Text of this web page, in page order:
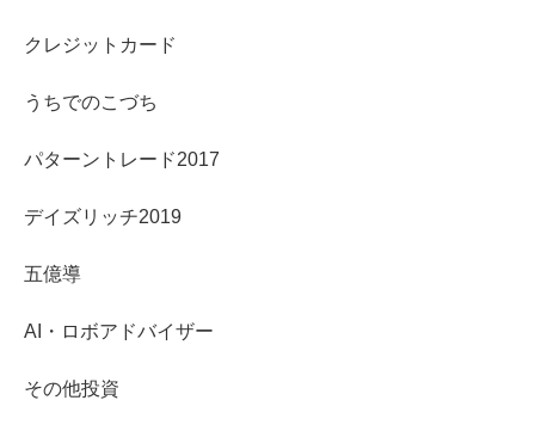
クレジットカード
うちでのこづち
パターントレード2017
デイズリッチ2019
五億導
AI・ロボアドバイザー
その他投資